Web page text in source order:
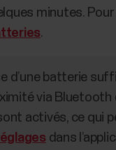
minutes.
.
d’une batterie
via Bluetooth
activés, ce qui
dans